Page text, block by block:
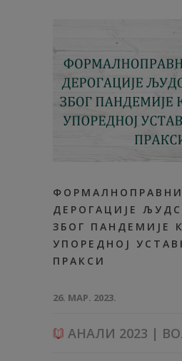
ДЕРОГАЦИЈЕ
ЗБОГ ПАНДЕМИЈЕ
УПОРЕДНОЈ
ПРАКСИ
26. МАР. 2023.
АНАЛИ 2023 |